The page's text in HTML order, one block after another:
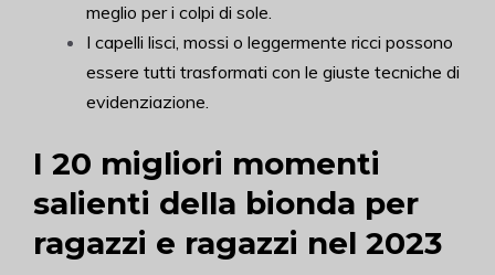
meglio per i colpi di sole.
I capelli lisci, mossi o leggermente ricci possono
essere tutti trasformati con le giuste tecniche di
evidenziazione.
I 20 migliori momenti
salienti della bionda per
ragazzi e ragazzi nel 2023